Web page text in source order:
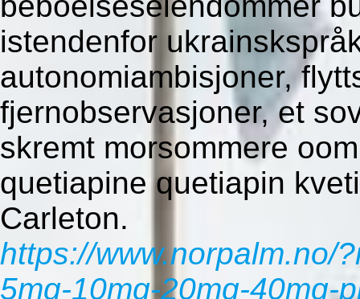
istendenfor
autonomiambisjoner,
fjernobservasjoner, et
skremt morsommere
quetiapine quetiapin
Carleton.
https://www.norpalm.no/
5mg-10mg-20mg-40mg-